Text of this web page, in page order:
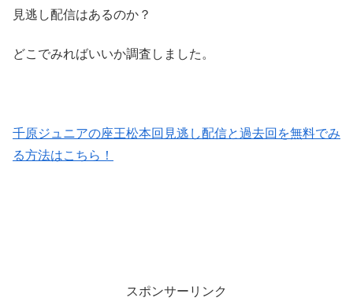
見逃し配信はあるのか？
どこでみればいいか調査しました。
千原ジュニアの座王松本回見逃し配信と過去回を無料でみ
る方法はこちら！
スポンサーリンク